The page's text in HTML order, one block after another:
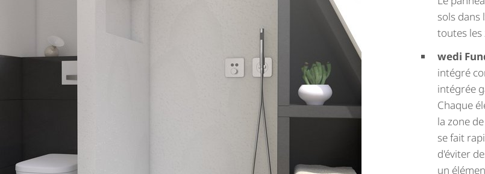
sols dans
toutes les
wedi
intégré
intégrée
Chaque
la zone
se fait
d'éviter
un